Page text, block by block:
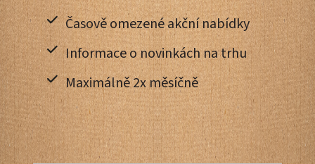
Časově omezené akční nabídky
Informace o novinkách na trhu
Maximálně 2x měsíčně